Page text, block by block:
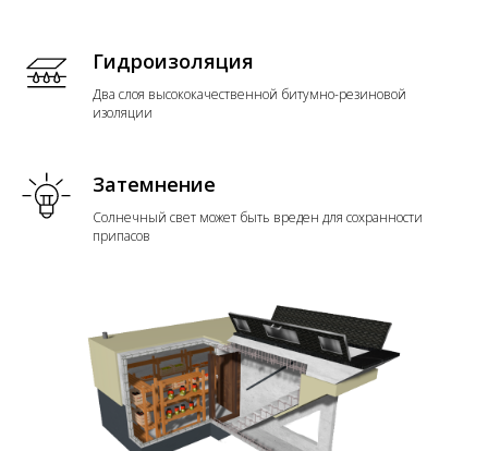
Гидроизоляция
Два слоя высококачественной битумно-резиновой
изоляции
Затемнение
Солнечный свет может быть вреден для сохранности
припасов